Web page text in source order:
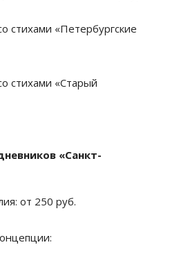
стихами «Петербургские
стихами «Старый
«Санкт-
от 250 руб.